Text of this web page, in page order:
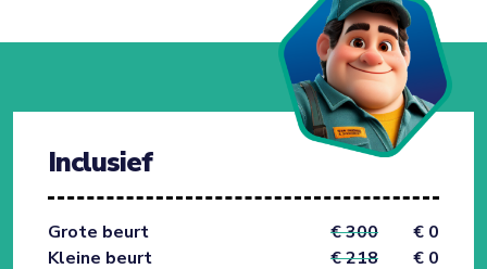
Inclusief
Grote beurt € 300
€ 0
Kleine beurt
€ 218 € 0